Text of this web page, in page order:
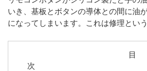
いき、基板とボタンの導体との間に油
になってしまいます。これは修理とい
目